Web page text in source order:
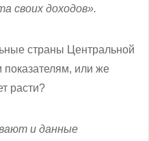
своих доходов».
страны Центральной
или же
расти?
и данные